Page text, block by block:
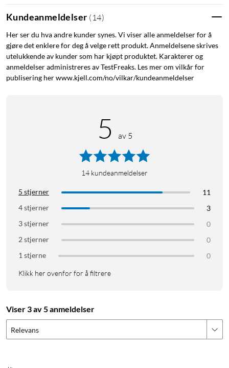
Kundeanmeldelser ( 14)
Her ser du hva andre kunder synes. Vi viser alle anmeldelser for å
gjøre det enklere for deg å velge rett produkt. Anmeldelsene skrives
utelukkende av kunder som har kjøpt produktet. Karakterer og
anmeldelser administreres av TestFreaks. Les mer om vilkår for
publisering her www.kjell.com/no/vilkar/kundeanmeldelser
5 av 5
14 kundeanmeldelser
5 stjerner
11
4 stjerner
3
3 stjerner
0
2 stjerner
0
1 stjerne
0
Klikk her ovenfor for å filtrere
Viser 3 av 5 anmeldelser
Relevans